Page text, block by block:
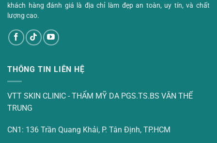
khách hàng đánh giá là địa chỉ làm đẹp an toàn, uy tín, và chất
lượng cao.
THÔNG TIN LIÊN HỆ
VTT SKIN CLINIC - THẨM MỸ DA PGS.TS.BS VĂN THẾ
TRUNG
CN1: 136 Trần Quang Khải, P. Tân Định, TP.HCM